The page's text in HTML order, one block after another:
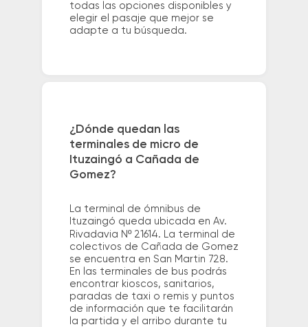
todas las opciones disponibles y
elegir el pasaje que mejor se
adapte a tu búsqueda.
¿Dónde quedan las
terminales de micro de
Ituzaingó a Cañada de
Gomez?
La terminal de ómnibus de
Ituzaingó queda ubicada en Av.
Rivadavia Nº 21614. La terminal de
colectivos de Cañada de Gomez
se encuentra en San Martin 728.
En las terminales de bus podrás
encontrar kioscos, sanitarios,
paradas de taxi o remis y puntos
de información que te facilitarán
la partida y el arribo durante tu